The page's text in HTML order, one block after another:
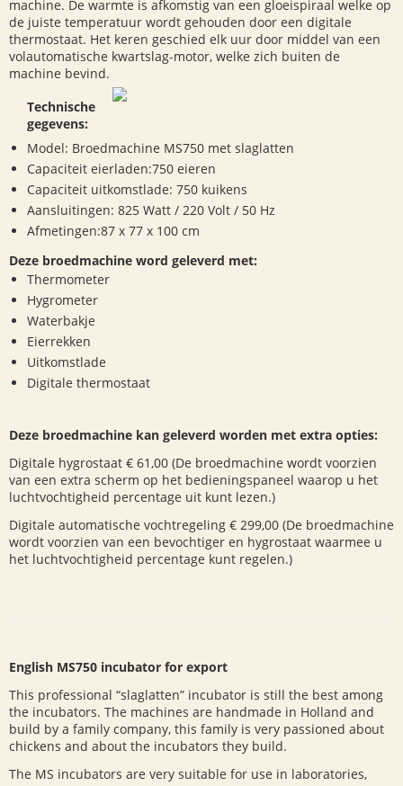
machine. De warmte is afkomstig van een gloeispiraal welke op
de juiste temperatuur wordt gehouden door een digitale
thermostaat. Het keren geschied elk uur door middel van een
volautomatische kwartslag-motor, welke zich buiten de
machine bevind.
Technische
gegevens:
Model: Broedmachine MS750 met slaglatten
Capaciteit eierladen:750 eieren
Capaciteit uitkomstlade: 750 kuikens
Aansluitingen: 825 Watt / 220 Volt / 50 Hz
Afmetingen:87 x 77 x 100 cm
Deze broedmachine word geleverd met:
Thermometer
Hygrometer
Waterbakje
Eierrekken
Uitkomstlade
Digitale thermostaat
Deze broedmachine kan geleverd worden met extra opties:
Digitale hygrostaat € 61,00 (De broedmachine wordt voorzien
van een extra scherm op het bedieningspaneel waarop u het
luchtvochtigheid percentage uit kunt lezen.)
Digitale automatische vochtregeling € 299,00 (De broedmachine
wordt voorzien van een bevochtiger en hygrostaat waarmee u
het luchtvochtigheid percentage kunt regelen.)
English MS750 incubator for export
This professional “slaglatten” incubator is still the best among
the incubators. The machines are handmade in Holland and
build by a family company, this family is very passioned about
chickens and about the incubators they build.
The MS incubators are very suitable for use in laboratories,